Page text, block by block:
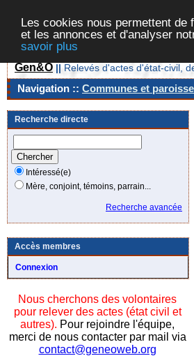
Les cookies nous permettent de
et les annonces et d'analyser
savoir plus
Gen&O || Relevés d'actes d'état-civil,
Navigation :: Communes et
Recherche directe
Intéressé(e)
Mère, conjoint, témoins, parrain...
Recherche avancée
Accès membres
Connexion
Nous cherchons des volontaires
pour relever des actes (état civil et
autres). Pour rejoindre l'équipe,
merci de nous contacter par mail via
contact@geneoweb.org